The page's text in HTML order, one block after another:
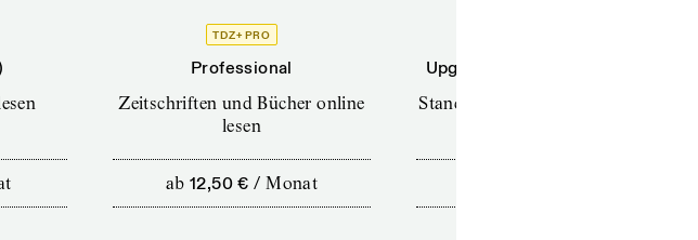
TDZ+ PRO
Professional
Zeitschriften und Bücher online
lesen
ab 12,50 € /Monat
Upgrade für Printabonnenten
Standard (TdZ+) – Zeitschriften